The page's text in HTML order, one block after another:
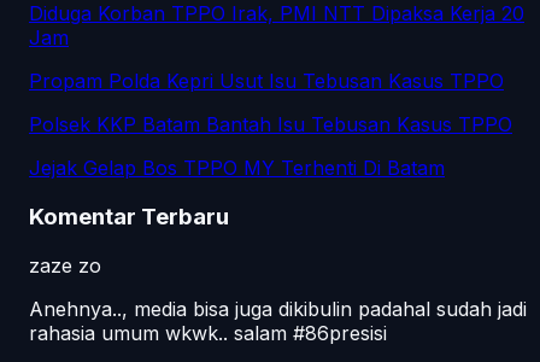
Diduga Korban TPPO Irak, PMI NTT Dipaksa Kerja 20
Jam
Propam Polda Kepri Usut Isu Tebusan Kasus TPPO
Polsek KKP Batam Bantah Isu Tebusan Kasus TPPO
Jejak Gelap Bos TPPO MY Terhenti Di Batam
Komentar Terbaru
zaze zo
Anehnya.., media bisa juga dikibulin padahal sudah jadi
rahasia umum wkwk.. salam #86presisi